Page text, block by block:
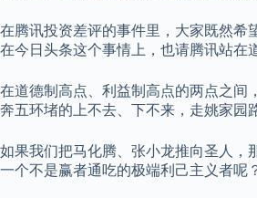
在腾讯投资差评的事件里，大家既然希
在今日头条这个事情上，也请腾讯站在
在道德制高点、利益制高点的两点之间
奔五环堵的上不去、下不来，走姚家园
如果我们把马化腾、张小龙推向圣人，
一个不是赢者通吃的极端利己主义者呢